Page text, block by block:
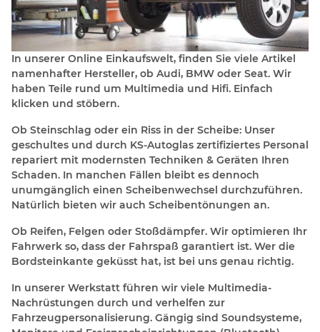
In unserer Online Einkaufswelt, finden Sie viele Artikel
namenhafter Hersteller, ob Audi, BMW oder Seat. Wir
haben Teile rund um Multimedia und Hifi. Einfach
klicken und stöbern.
Ob Steinschlag oder ein Riss in der Scheibe: Unser
geschultes und durch KS-Autoglas zertifiziertes Personal
repariert mit modernsten Techniken & Geräten Ihren
Schaden. In manchen Fällen bleibt es dennoch
unumgänglich einen Scheibenwechsel durchzuführen.
Natürlich bieten wir auch Scheibentönungen an.
Ob Reifen, Felgen oder Stoßdämpfer. Wir optimieren Ihr
Fahrwerk so, dass der Fahrspaß garantiert ist. Wer die
Bordsteinkante geküsst hat, ist bei uns genau richtig.
In unserer Werkstatt führen wir viele Multimedia-
Nachrüstungen durch und verhelfen zur
Fahrzeugpersonalisierung. Gängig sind Soundsysteme,